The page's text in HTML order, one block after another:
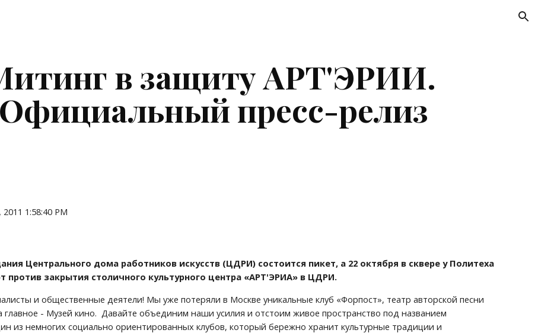
в защиту АРТ'ЭРИИ.
Официальный пресс-релиз
1:58:40 PM
Центрального дома работников искусств (ЦДРИ) состоится пикет, а 22 октября в сквере у Политеха
против закрытия столичного культурного центра «АРТ'ЭРИА» в ЦДРИ.
и общественные деятели! Мы уже потеряли в Москве уникальные клуб «Форпост», театр авторской песни
главное - Музей кино.  Давайте объединим наши усилия и отстоим живое пространство под названием
из немногих социально ориентированных клубов, который бережно хранит культурные традиции и